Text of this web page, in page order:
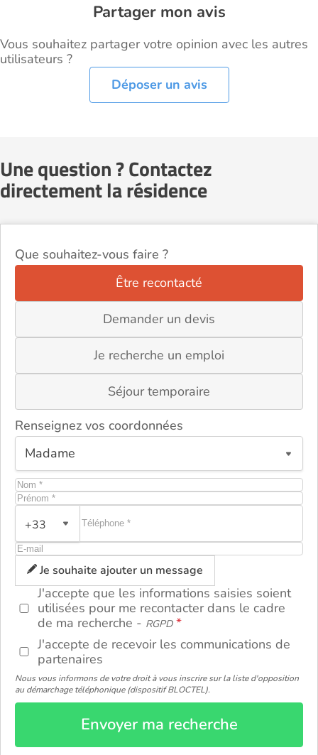
Partager mon avis
Vous souhaitez partager votre opinion avec les autres
utilisateurs ?
Déposer un avis
Une question ? Contactez
directement la résidence
Que souhaitez-vous faire ?
Être recontacté
Demander un devis
Je recherche un emploi
Séjour temporaire
Renseignez vos coordonnées
+33
Je souhaite ajouter un message
J'accepte que les informations saisies soient
utilisées pour me recontacter dans le cadre
de ma recherche - RGPD
J'accepte de recevoir les communications de
partenaires
Nous vous informons de votre droit à vous inscrire sur la liste d'opposition
au démarchage téléphonique (dispositif BLOCTEL).
Envoyer ma recherche
ou